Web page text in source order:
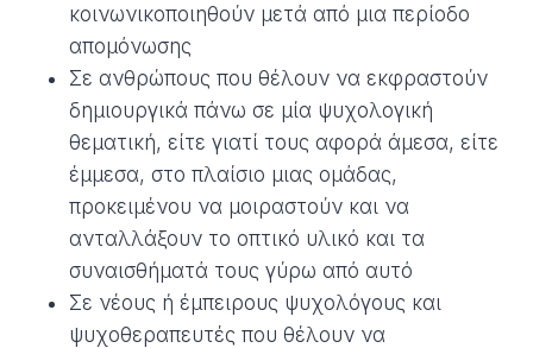
κοινωνικοποιηθούν μετά από μια περίοδο
απομόνωσης
Σε ανθρώπους που θέλουν να εκφραστούν
δημιουργικά πάνω σε μία ψυχολογική
θεματική, είτε γιατί τους αφορά άμεσα, είτε
έμμεσα, στο πλαίσιο μιας ομάδας,
προκειμένου να μοιραστούν και να
ανταλλάξουν το οπτικό υλικό και τα
συναισθήματά τους γύρω από αυτό
Σε νέους ή έμπειρους ψυχολόγους και
ψυχοθεραπευτές που θέλουν να